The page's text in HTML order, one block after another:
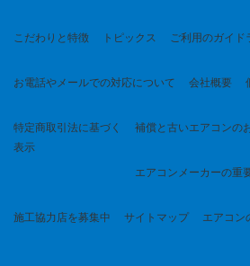
こだわりと特徴 トピックス ご利用のガイド
お電話やメールでの対応について 会社概要
特定商取引法に基づく
表示
補償と古いエアコンの
エアコンメーカーの重
施工協力店を募集中 サイトマップ エアコン